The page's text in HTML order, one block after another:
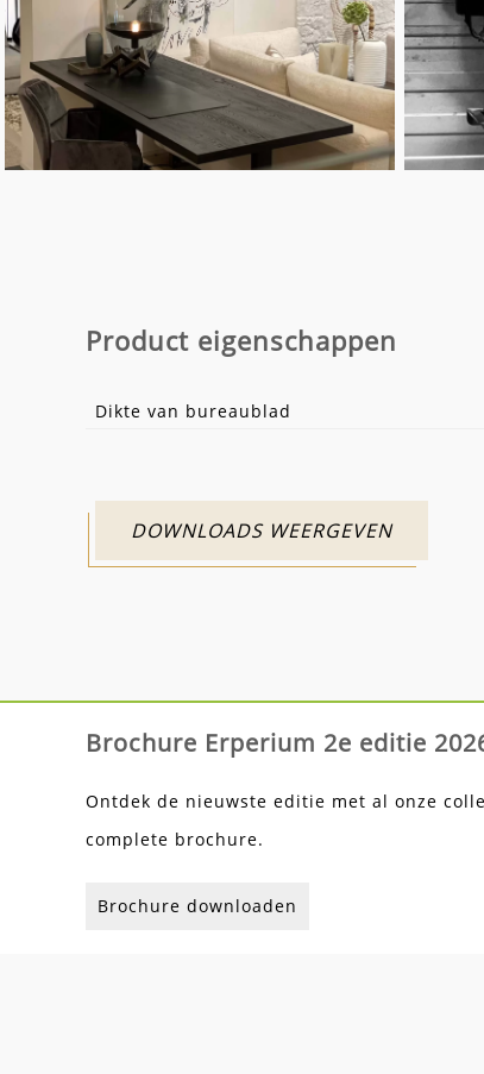
Product eigenschappen
Dikte van bureaublad
DOWNLOADS WEERGEVEN
Brochure Erperium 2e editie
Ontdek de nieuwste editie met al onze
complete brochure.
Brochure downloaden